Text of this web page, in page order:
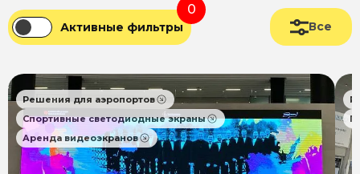
Активные фильтры
0
Все
Решения для аэропортов
Спортивные светодиодные экраны
Аренда видеоэкранов